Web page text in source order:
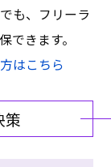
も、フリーラ
できます。
はこちら
策